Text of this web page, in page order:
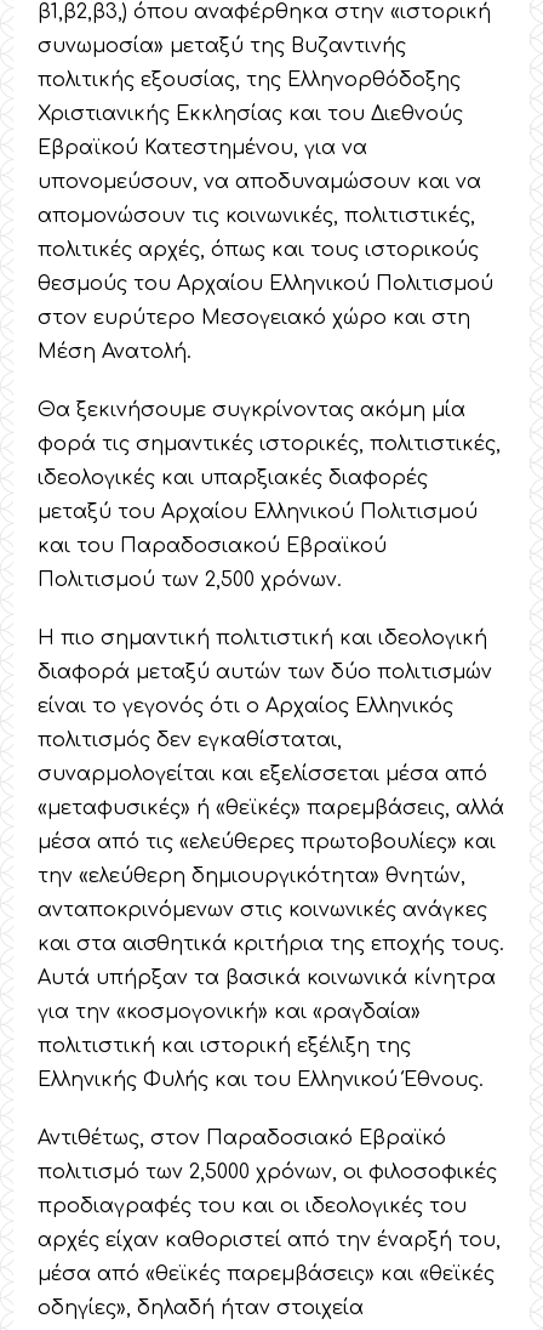
β1,β2,β3,) όπου αναφέρθηκα στην «ιστορική
συνωμοσία» μεταξύ της Βυζαντινής
πολιτικής εξουσίας, της Ελληνορθόδοξης
Χριστιανικής Εκκλησίας και του Διεθνούς
Εβραϊκού Κατεστημένου, για να
υπονομεύσουν, να αποδυναμώσουν και να
απομονώσουν τις κοινωνικές, πολιτιστικές,
πολιτικές αρχές, όπως και τους ιστορικούς
θεσμούς του Αρχαίου Ελληνικού Πολιτισμού
στον ευρύτερο Μεσογειακό χώρο και στη
Μέση Ανατολή.
Θα ξεκινήσουμε συγκρίνοντας ακόμη μία
φορά τις σημαντικές ιστορικές, πολιτιστικές,
ιδεολογικές και υπαρξιακές διαφορές
μεταξύ του Αρχαίου Ελληνικού Πολιτισμού
και του Παραδοσιακού Εβραϊκού
Πολιτισμού των 2,500 χρόνων.
Η πιο σημαντική πολιτιστική και ιδεολογική
διαφορά μεταξύ αυτών των δύο πολιτισμών
είναι το γεγονός ότι ο Αρχαίος Ελληνικός
πολιτισμός δεν εγκαθίσταται,
συναρμολογείται και εξελίσσεται μέσα από
«μεταφυσικές» ή «θεϊκές» παρεμβάσεις, αλλά
μέσα από τις «ελεύθερες πρωτοβουλίες» και
την «ελεύθερη δημιουργικότητα» θνητών,
ανταποκρινόμενων στις κοινωνικές ανάγκες
και στα αισθητικά κριτήρια της εποχής τους.
Αυτά υπήρξαν τα βασικά κοινωνικά κίνητρα
για την «κοσμογονική» και «ραγδαία»
πολιτιστική και ιστορική εξέλιξη της
Ελληνικής Φυλής και του Ελληνικού Έθνους.
Αντιθέτως, στον Παραδοσιακό Εβραϊκό
πολιτισμό των 2,5000 χρόνων, οι φιλοσοφικές
προδιαγραφές του και οι ιδεολογικές του
αρχές είχαν καθοριστεί από την έναρξή του,
μέσα από «θεϊκές παρεμβάσεις» και «θεϊκές
οδηγίες», δηλαδή ήταν στοιχεία